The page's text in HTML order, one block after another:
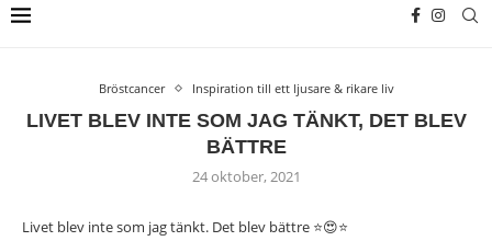
Bröstcancer Inspiration till ett ljusare & rikare liv
LIVET BLEV INTE SOM JAG TÄNKT, DET BLEV
BÄTTRE
24 oktober, 2021
Livet blev inte som jag tänkt. Det blev bättre ⭐️😍⭐️